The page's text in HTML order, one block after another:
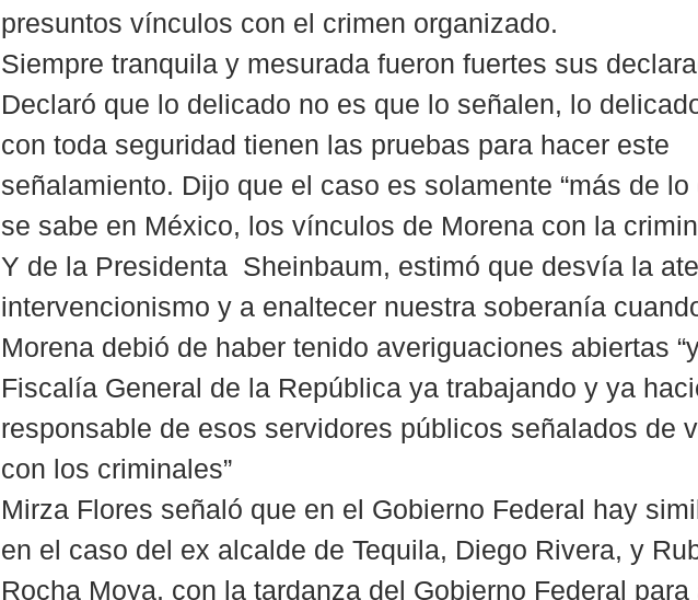
presuntos vínculos con el crimen organizado.
Siempre tranquila y mesurada fueron fuertes sus
Declaró que lo delicado no es que lo señalen, lo
con toda seguridad tienen las pruebas para hacer este
señalamiento. Dijo que el caso es solamente “más de lo
se sabe en México, los vínculos de Morena con la
Y de la Presidenta  Sheinbaum, estimó que desvía la
intervencionismo y a enaltecer nuestra soberanía
Morena debió de haber tenido averiguaciones abiertas
Fiscalía General de la República ya trabajando y ya
responsable de esos servidores públicos señalados de
con los criminales”
Mirza Flores señaló que en el Gobierno Federal hay
en el caso del ex alcalde de Tequila, Diego Rivera, y
Rocha Moya, con la tardanza del Gobierno Federal para